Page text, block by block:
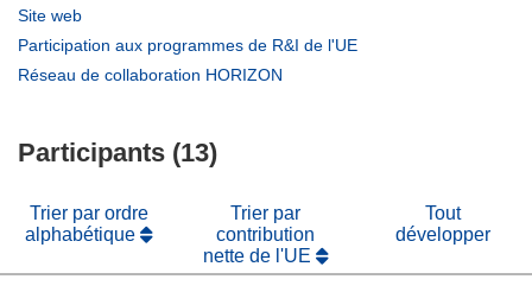
fenêtre)
Site web
dans
une
Participation aux programmes de R&I de l'UE
Réseau de collaboration HORIZON
Participants (13)
Trier par ordre
alphabétique
Trier par
contribution
nette de l'UE
Tout
développer